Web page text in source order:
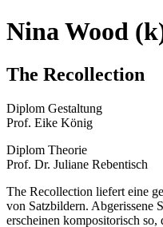
Nina Wood
The Recollection
Diplom Gestaltung
Prof. Eike König
Diplom Theorie
Prof. Dr. Juliane Rebentisch
The Recollection liefert eine
von Satzbildern. Abgerissene
erscheinen kompositorisch so,